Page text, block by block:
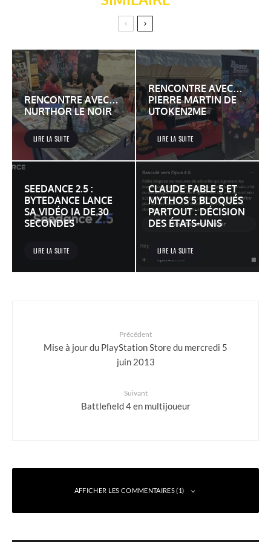
RENCONTRE AVEC…
NURTHOR LE NOIR
LIRE LA SUITE
RENCONTRE AVEC…
PIERRE MARTIN DE
UTOKEN2ME
LIRE LA SUITE
SEEDANCE 2.5 :
BYTEDANCE LANCE
SA VIDÉO IA DE 30
SECONDES
LIRE LA SUITE
CLAUDE FABLE 5 ET
MYTHOS 5 BLOQUÉS
PARTOUT : DÉCISION
DES ÉTATS-UNIS
LIRE LA SUITE
Précédent
Mise à jour du PlayStation Store du mercredi 5
juin 2013
Suivant
Battlefield 4 en multijoueur
AFFICHER LES COMMENTAIRES (1)